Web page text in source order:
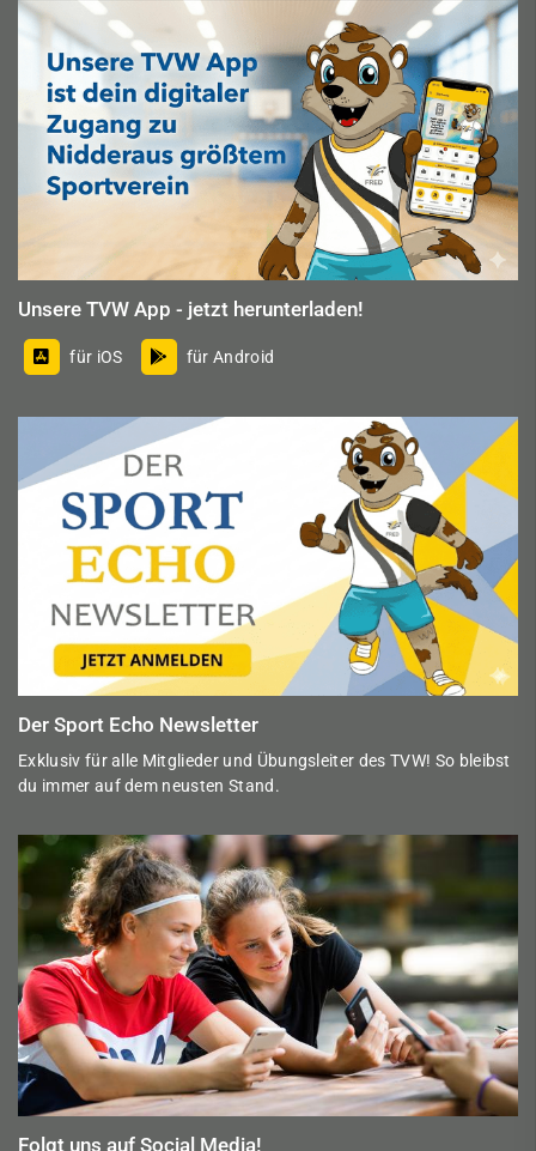
Unsere TVW App - jetzt herunterladen!
für iOS für Android
Der Sport Echo Newsletter
Exklusiv für alle Mitglieder und Übungsleiter des TVW! So bleibst
du immer auf dem neusten Stand.
Folgt uns auf Social Media!